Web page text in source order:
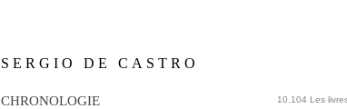
SERGIO DE CASTRO
CHRONOLOGIE
10.104 Les